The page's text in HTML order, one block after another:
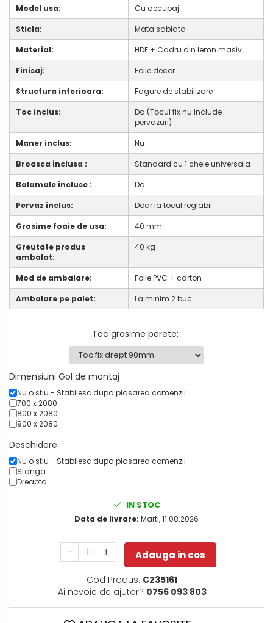
Model usa:
Cu decupaj
Sticla:
Mata sablata
Material:
HDF + Cadru din lemn masiv
Finisaj:
Folie decor
Structura interioara:
Fagure de stabilizare
Toc inclus:
Da (Tocul fix nu include
pervazuri)
Maner inclus:
Nu
Broasca inclusa :
Standard cu 1 cheie universala
Balamale incluse :
Da
Pervaz inclus:
Doar la tocul reglabil
Grosime foaie de usa:
40 mm
Greutate produs
ambalat:
40 kg
Mod de ambalare:
Folie PVC + carton
Ambalare pe palet:
La minim 2 buc.
Toc grosime perete:
Dimensiuni Gol de montaj
Nu o stiu - Stabilesc dupa plasarea comenzii
700 x 2080
800 x 2080
900 x 2080
Deschidere
Nu o stiu - Stabilesc dupa plasarea comenzii
Stanga
Dreapta
IN STOC
Data de livrare: Marti, 11.08.2026
Adauga in cos
Cod Produs: C235161
Ai nevoie de ajutor? 0756 093 803